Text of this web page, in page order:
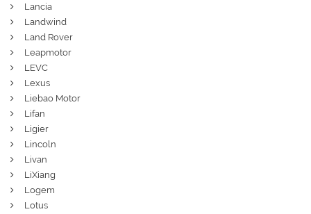
Lancia
Landwind
Land Rover
Leapmotor
LEVC
Lexus
Liebao Motor
Lifan
Ligier
Lincoln
Livan
LiXiang
Logem
Lotus